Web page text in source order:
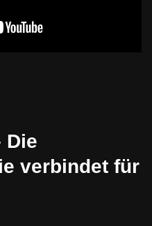
Die
verbindet für